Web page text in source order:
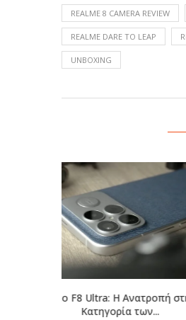
REALME 8 CAMERA REVIEW
REALME DARE TO LEAP
UNBOXING
Σύγκριση Κορυφής:
εναντίον Vivo